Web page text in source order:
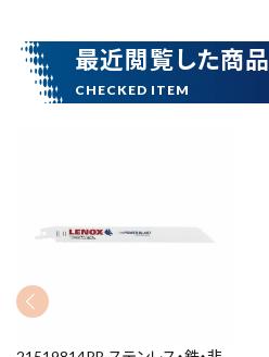
キーワードから探す
カテゴリーから探す
最近閲覧した商品